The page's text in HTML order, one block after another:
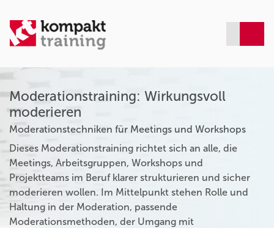
Moderationstraining: Wirkungsvoll
moderieren
Moderationstechniken für Meetings und Workshops
Dieses Moderationstraining richtet sich an alle, die
Meetings, Arbeitsgruppen, Workshops und
Projektteams im Beruf klarer strukturieren und sicher
moderieren wollen. Im Mittelpunkt stehen Rolle und
Haltung in der Moderation, passende
Moderationsmethoden, der Umgang mit